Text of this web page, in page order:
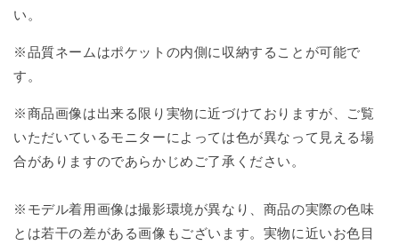
い。
※品質ネームはポケットの内側に収納することが可能で
す。
※商品画像は出来る限り実物に近づけておりますが、ご覧
いただいているモニターによっては色が異なって見える場
合がありますのであらかじめご了承ください。
※モデル着用画像は撮影環境が異なり、商品の実際の色味
とは若干の差がある画像もございます。実物に近いお色目